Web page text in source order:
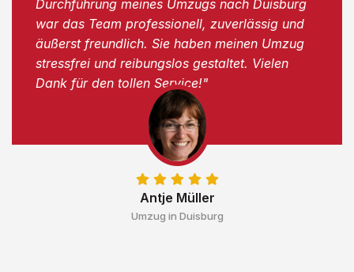
Antje Müller
Umzug in Duisburg
Durchführung meines Umzugs nach Duisburg
war das Team professionell, zuverlässig und
äußerst freundlich. Sie haben meinen Umzug
stressfrei und reibungslos gestaltet. Vielen
Dank für den tollen Service!"